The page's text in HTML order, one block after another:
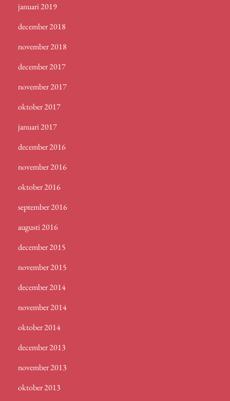
januari 2019
december 2018
november 2018
december 2017
november 2017
oktober 2017
januari 2017
december 2016
november 2016
oktober 2016
september 2016
augusti 2016
december 2015
november 2015
december 2014
november 2014
oktober 2014
december 2013
november 2013
oktober 2013